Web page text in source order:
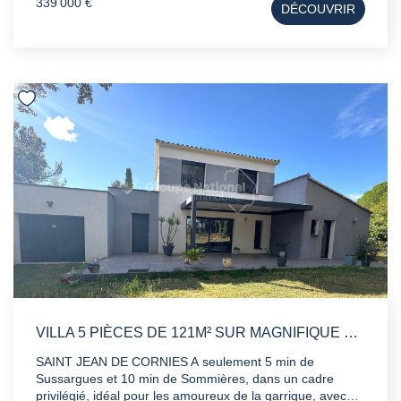
une salle d eau avec wc et un dressing. Au deuxième
étage , une belle terrasse de 30m² invite à profiter des
d'une maison de village à tout le confort d'un extérieur
pensé pour la détente et la réception. - stationnement
facile à proximité À ne pas manquer !
DÉCOUVRIR
VILLA 5 PIÈCES DE 121M² SUR MAGNIFIQUE TERRAIN DE 1500M2
SAINT JEAN DE CORNIES A seulement 5 min de
Sussargues et 10 min de Sommières, dans un cadre
privilégié, idéal pour les amoureux de la garrigue, avec